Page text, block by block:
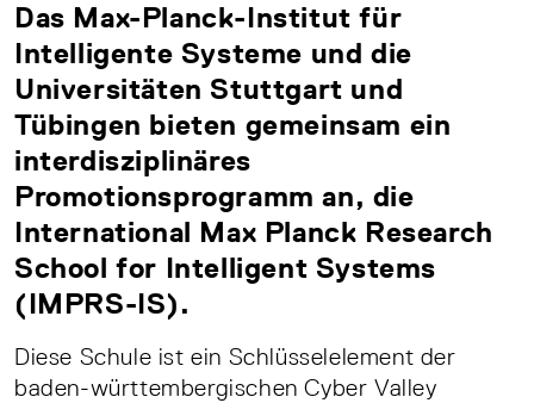
Das Max-Planck-Institut für
Intelligente Systeme und die
Universitäten Stuttgart und
Tübingen bieten gemeinsam ein
interdisziplinäres
Promotionsprogramm an, die
International Max Planck Research
School for Intelligent Systems
(IMPRS-IS).
Diese Schule ist ein Schlüsselelement der
baden-württembergischen Cyber Valley